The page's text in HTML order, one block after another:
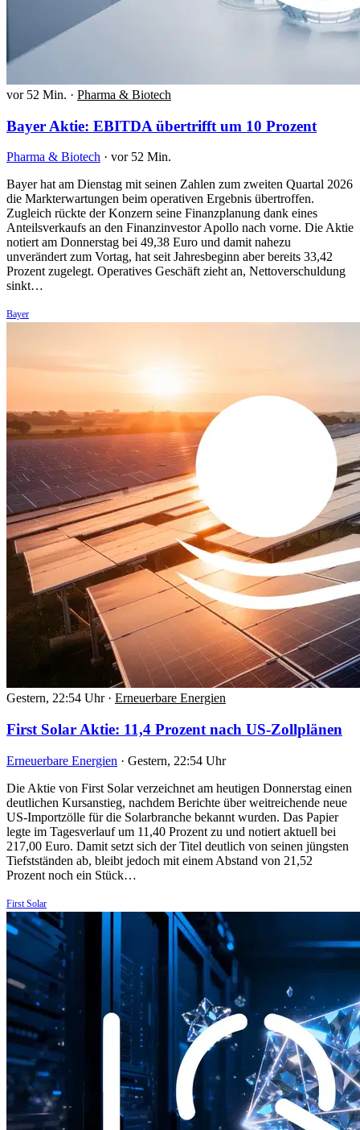
vor 52 Min. · Pharma & Biotech
Bayer Aktie: EBITDA übertrifft um 10 Prozent
Pharma & Biotech · vor 52 Min.
Bayer hat am Dienstag mit seinen Zahlen zum zweiten Quartal 2026
die Markterwartungen beim operativen Ergebnis übertroffen.
Zugleich rückte der Konzern seine Finanzplanung dank eines
Anteilsverkaufs an den Finanzinvestor Apollo nach vorne. Die Aktie
notiert am Donnerstag bei 49,38 Euro und damit nahezu
unverändert zum Vortag, hat seit Jahresbeginn aber bereits 33,42
Prozent zugelegt. Operatives Geschäft zieht an, Nettoverschuldung
sinkt…
Bayer
Gestern, 22:54 Uhr · Erneuerbare Energien
First Solar Aktie: 11,4 Prozent nach US-Zollplänen
Erneuerbare Energien · Gestern, 22:54 Uhr
Die Aktie von First Solar verzeichnet am heutigen Donnerstag einen
deutlichen Kursanstieg, nachdem Berichte über weitreichende neue
US-Importzölle für die Solarbranche bekannt wurden. Das Papier
legte im Tagesverlauf um 11,40 Prozent zu und notiert aktuell bei
217,00 Euro. Damit setzt sich der Titel deutlich von seinen jüngsten
Tiefstständen ab, bleibt jedoch mit einem Abstand von 21,52
Prozent noch ein Stück…
First Solar